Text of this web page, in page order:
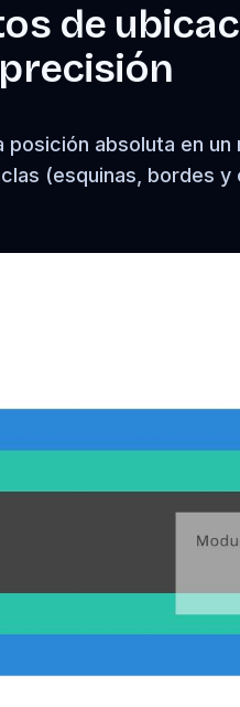
de
posición absoluta en
(esquinas, bordes